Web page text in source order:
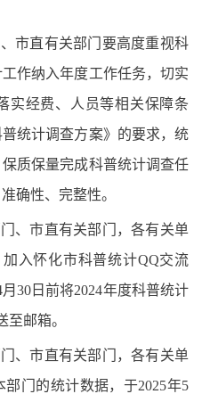
市直有关部门要高度重视科
作纳入年度工作任务，切实
实经费、人员等相关保障条
统计调查方案》的要求，统
质保量完成科普统计调查任
准确性、完整性。
、市直有关部门，各有关单
入怀化市科普统计QQ交流
30日前将2024年度科普统计
邮箱。
、市直有关部门，各有关单
门的统计数据，于2025年5